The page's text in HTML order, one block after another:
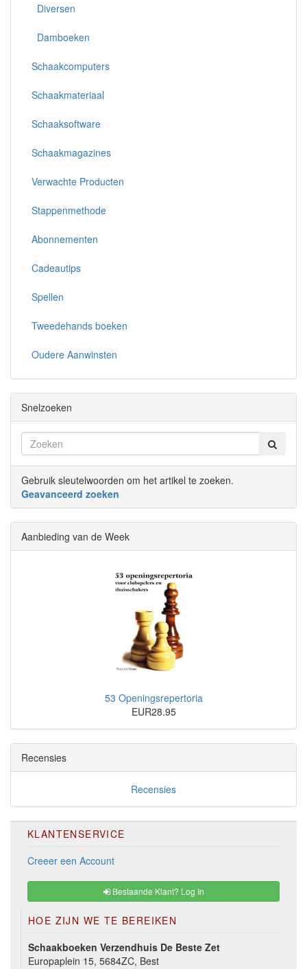
Diversen
Damboeken
Schaakcomputers
Schaakmateriaal
Schaaksoftware
Schaakmagazines
Verwachte Producten
Stappenmethode
Abonnementen
Cadeautips
Spellen
Tweedehands boeken
Oudere Aanwinsten
Snelzoeken
Gebruik sleutelwoorden om het artikel te zoeken.
Geavanceerd zoeken
Aanbieding van de Week
53 Openingsrepertoria
EUR28.95
Recensies
Recensies
KLANTENSERVICE
Creeer een Account
Bestaande Klant? Log In
HOE ZIJN WE TE BEREIKEN
Schaakboeken Verzendhuis De Beste Zet
Europaplein 15, 5684ZC, Best